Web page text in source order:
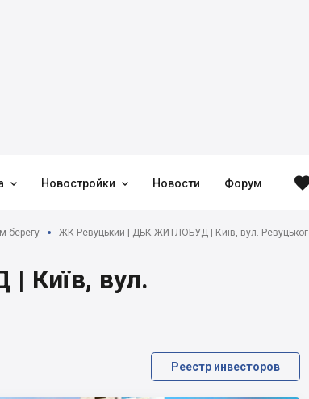
 Новостройки  Новости Форум
берегу ЖК Ревуцький | ДБК-ЖИТЛОБУД | Київ, вул.
Київ, вул.
Реестр инвесторов